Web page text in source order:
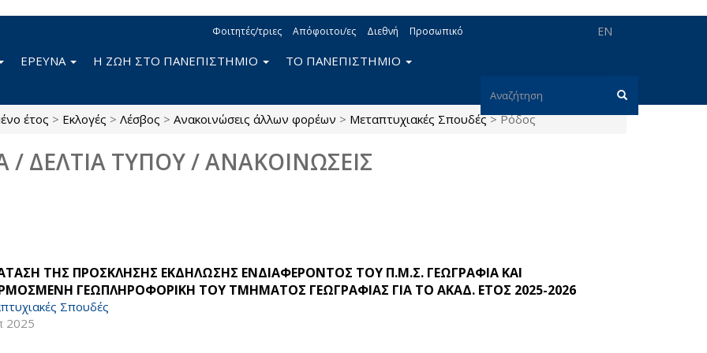
EN
Φοιτητές/τριες Απόφοιτοι/ες Διεθνή Προσωπικό
Φόρμα
αναζήτησης
Αναζήτηση
ΕΡΕΥΝΑ Η ΖΩΗ ΣΤΟ ΠΑΝΕΠΙΣΤΗΜΙΟ ΤΟ ΠΑΝΕΠΙΣΤΗΜΙΟ
έτος > Εκλογές > Λέσβος > Ανακοινώσεις άλλων φορέων > Μεταπτυχιακές Σπουδές > Ρόδος
/ ΔΕΛΤΙΑ ΤΥΠΟΥ / ΑΝΑΚΟΙΝΩΣΕΙΣ
ΤΗΣ ΠΡΟΣΚΛΗΣΗΣ ΕΚΔΗΛΩΣΗΣ ΕΝΔΙΑΦΕΡΟΝΤΟΣ ΤΟΥ Π.Μ.Σ. ΓΕΩΓΡΑΦΙΑ ΚΑΙ
ΓΕΩΠΛΗΡΟΦΟΡΙΚΗ ΤΟΥ ΤΜΗΜΑΤΟΣ ΓΕΩΓΡΑΦΙΑΣ ΓΙΑ ΤΟ ΑΚΑΔ. ΕΤΟΣ 2025-2026
Σπουδές
2025